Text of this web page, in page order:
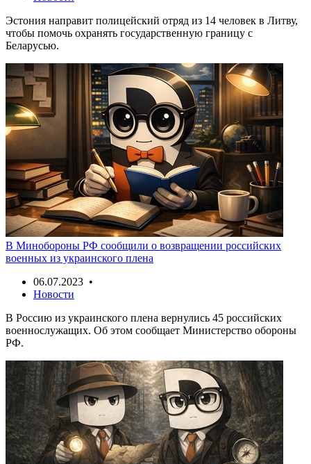
Эстония направит полицейский отряд из 14 человек в Литву,
чтобы помочь охранять государственную границу с
Беларусью.
В Минобороны РФ сообщили о возвращении российских
военных из украинского плена
06.07.2023 •
Новости
В Россию из украинского плена вернулись 45 российских
военнослужащих. Об этом сообщает Министерство обороны
РФ.